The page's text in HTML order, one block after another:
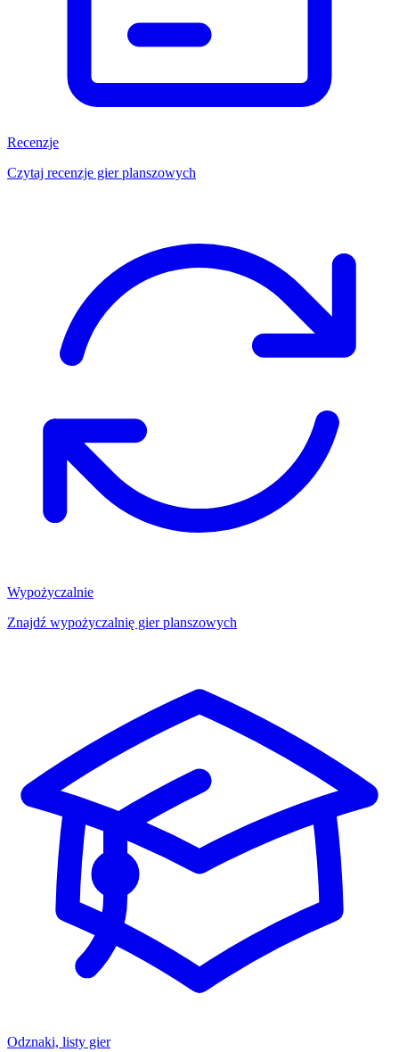
Recenzje
Czytaj recenzje gier planszowych
Wypożyczalnie
Znajdź wypożyczalnię gier planszowych
Odznaki, listy gier